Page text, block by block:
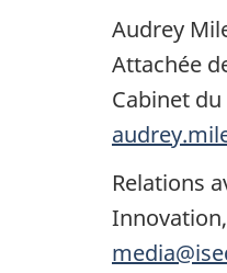
Audrey
Attachée
Cabinet
Relations